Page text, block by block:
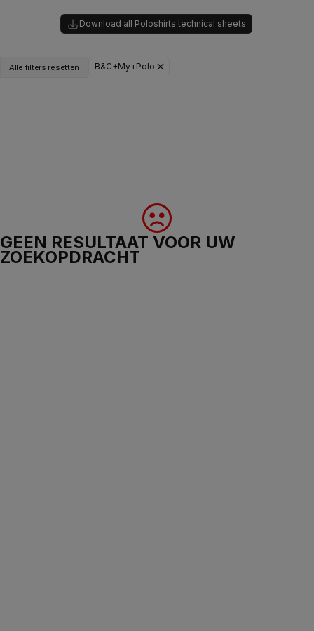
Download all Poloshirts technical sheets
Alle filters resetten B&C+My+Polo
GEEN RESULTAAT VOOR UW
ZOEKOPDRACHT